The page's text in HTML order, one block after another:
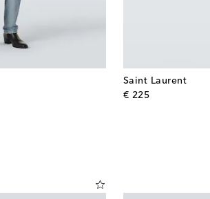
Saint Laurent
€ 225original price